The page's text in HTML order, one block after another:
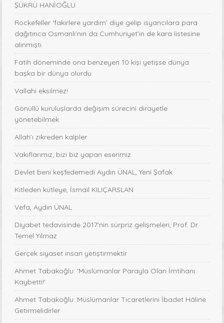
ŞÜKRÜ HANİOĞLU
Rockefeller ‘fakirlere yardım’ diye gelip isyancılara para
dağıtınca Osmanlı’nın da Cumhuriyet’in de kara listesine
alınmıştı
Fatih döneminde ona benzeyen 10 kişi yetişse dünya
başka bir dünya olurdu
Vallahi eksilmez!
Gönüllü kuruluşlarda değişim sürecini dirayetle
yönetebilmek
Allah’ı zikreden kalpler
Vakıflarımız; bizi biz yapan eserimiz
Devlet beni keşfedemedi Aydın ÜNAL, Yeni Şafak
Kitleden kütleye, İsmail KILIÇARSLAN
Vefa, Aydın ÜNAL
Diyabet tedavisinde 2017'nin sürpriz gelişmeleri, Prof. Dr.
Temel Yılmaz
Gerçek siyaset insan yetiştirmektir
Ahmet Tabakoğlu: 'Müslümanlar Parayla Olan İmtihanı
Kaybetti!'
Ahmet Tabakoğlu: Müslümanlar Ticaretlerini İbadet Hâline
Getirmelidirler